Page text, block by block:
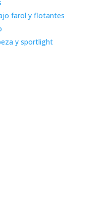
farol y flotantes
y sportlight